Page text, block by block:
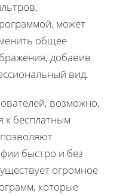
может
общее
добавив
вид.
возможно,
к бесплатным
быстро и без
огромное
которые